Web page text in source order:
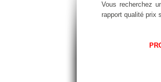
Vous recherchez
rapport qualité prix